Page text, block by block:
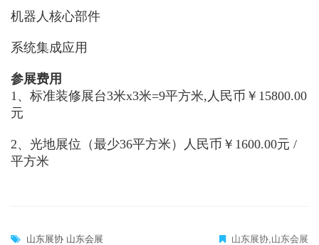
机器人核心部件
系统集成应用
参展费用
1、标准装修展台3米x3米=9平方米,人民币￥15800.00
元
2、光地展位（最少36平方米）人民币￥1600.00元 /
平方米
山东展协 山东会展 山东展协,山东会展